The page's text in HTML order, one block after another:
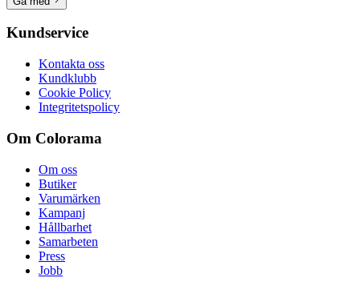
Kundservice
Kontakta oss
Kundklubb
Cookie Policy
Integritetspolicy
Om Colorama
Om oss
Butiker
Varumärken
Kampanj
Hållbarhet
Samarbeten
Press
Jobb